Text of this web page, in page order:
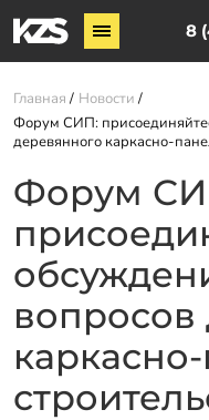
8
Винтовые сваи
ЖБ сваи
Обвязка свай
Комплектующие
Услуги
О компании
Акции
Новости
Партнёрам
Контакты
Главная
Новости
Форум СИП:
деревянного каркасно-
Форум
вопросов